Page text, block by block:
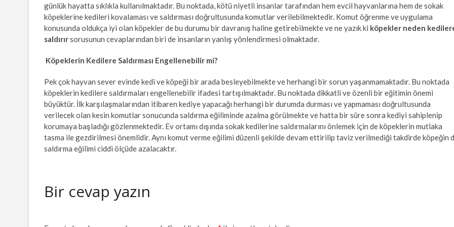
günlük hayatta sıklıkla kullanılmaktadır. Bu noktada, kötü niyetli insanlar tarafından hem evcil hayvanlarına hem de sokak
köpeklerine kedileri kovalaması ve saldırması doğrultusunda komutlar verilebilmektedir. Komut öğrenme ve uygulama
konusunda oldukça iyi olan köpekler de bu durumu bir davranış haline getirebilmekte ve ne yazık ki köpekler neden
saldırırsorusunun cevaplarından biri de insanların yanlış yönlendirmesi olmaktadır.
Köpeklerin Kedilere Saldırması Engellenebilir mi?
Pek çok hayvan sever evinde kedi ve köpeği bir arada besleyebilmekte ve herhangi bir sorun yaşanmamaktadır. Bu noktada
köpeklerin kedilere saldırmaları engellenebilir ifadesi tartışılmaktadır. Bu noktada dikkatli ve özenli bir eğitimin önemi
büyüktür. İlk karşılaşmalarından itibaren kediye yapacağı herhangi bir durumda durması ve yapmaması doğrultusunda
verilecek olan kesin komutlar sonucunda saldırma eğiliminde azalma görülmekte ve hatta bir süre sonra kediyi sahiplenip
korumaya başladığı gözlenmektedir. Ev ortamı dışında sokak kedilerine saldırmalarını önlemek için de köpeklerin mutlaka
tasma ile gezdirilmesi önemlidir. Aynı komut verme eğilimi düzenli şekilde devam ettirilip taviz verilmediği takdirde köpeğin
saldırma eğilimi ciddi ölçüde azalacaktır.
Bir cevap yazın